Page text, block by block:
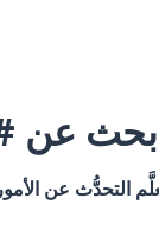
عن
التحدُّث عن